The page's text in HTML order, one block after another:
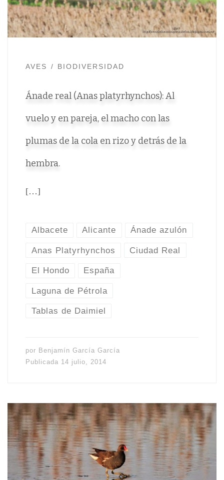
AVES BIODIVERSIDAD
Ánade real (Anas platyrhynchos): Al
vuelo y en pareja, el macho con las
plumas de la cola en rizo y detrás de la
hembra.
[…]
Albacete Alicante Ánade azulón
Anas Platyrhynchos Ciudad Real
El Hondo España
Laguna de Pétrola
Tablas de Daimiel
por Benjamín García García
Publicada 14 julio, 2014